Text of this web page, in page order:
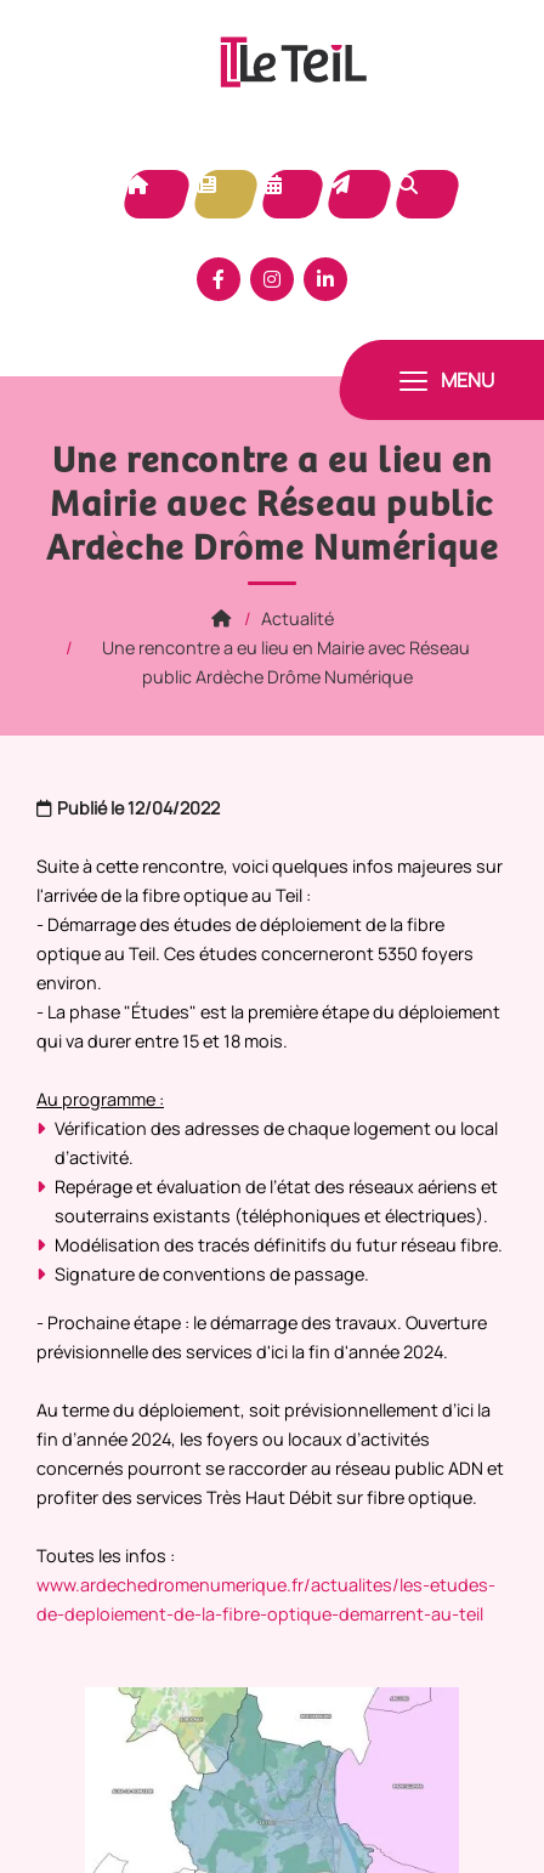
MENU
Une rencontre a eu lieu en
Mairie avec Réseau public
Ardèche Drôme Numérique
Actualité
Une rencontre a eu lieu en Mairie avec Réseau
public Ardèche Drôme Numérique
Publié le 12/04/2022
Suite à cette rencontre, voici quelques infos majeures sur
l'arrivée de la fibre optique au Teil :
- Démarrage des études de déploiement de la fibre
optique au Teil. Ces études concerneront 5350 foyers
environ.
- La phase "Études" est la première étape du déploiement
qui va durer entre 15 et 18 mois.
Au programme :
Vérification des adresses de chaque logement ou local
d’activité.
Repérage et évaluation de l’état des réseaux aériens et
souterrains existants (téléphoniques et électriques).
Modélisation des tracés définitifs du futur réseau fibre.
Signature de conventions de passage.
- Prochaine étape : le démarrage des travaux. Ouverture
prévisionnelle des services d'ici la fin d'année 2024.
Au terme du déploiement, soit prévisionnellement d’ici la
fin d’année 2024, les foyers ou locaux d’activités
concernés pourront se raccorder au réseau public ADN et
profiter des services Très Haut Débit sur fibre optique.
Toutes les infos :
www.ardechedromenumerique.fr/actualites/les-etudes-
de-deploiement-de-la-fibre-optique-demarrent-au-teil